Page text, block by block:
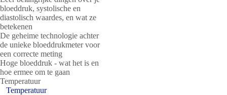
bloeddruk, systolische en
diastolisch waardes, en wat ze
betekenen
De geheime technologie achter
de unieke bloeddrukmeter voor
een correcte meting
Hoge bloeddruk - wat het is en
hoe ermee om te gaan
Temperatuur
Temperatuur